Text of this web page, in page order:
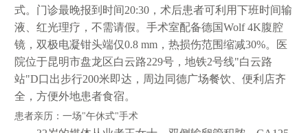
式。门诊最晚报到时间20:30，术后患者可利用下班时间输
液、红光理疗，不需请假。手术室配备德国Wolf 4K腹腔
镜，双极电凝钳头端仅0.8 mm，热损伤范围缩减30%。医
院位于昆明市盘龙区白云路229号，地铁2号线"白云路
站"D口出步行200米即达，周边同德广场餐饮、便利店齐
全，方便外地患者食宿。
患者亲历：一场"午休式"手术